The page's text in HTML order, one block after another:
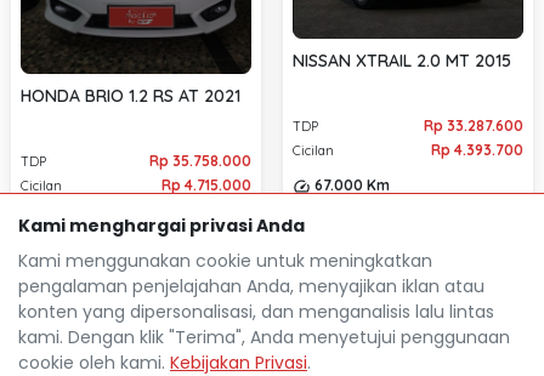
HONDA BRIO 1.2 RS AT 2021
TDP Rp 35.758.000
Cicilan
Rp 4.715.000
26.000 Km
NISSAN XTRAIL 2.0 MT 2015
TDP Rp 33.287.600
Cicilan
Rp 4.393.700
67.000 Km
Kami menghargai privasi Anda
Kami menggunakan cookie untuk meningkatkan
pengalaman penjelajahan Anda, menyajikan iklan atau
konten yang dipersonalisasi, dan menganalisis lalu lintas
kami. Dengan klik "Terima", Anda menyetujui penggunaan
cookie oleh kami. Kebijakan Privasi.